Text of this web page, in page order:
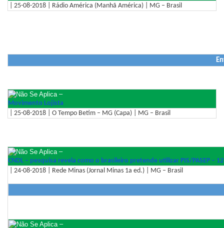
| 25-08-2018 | Rádio América (Manhã América) | MG – Brasil
–
Movimento Lojista
| 25-08-2018 | O Tempo Betim – MG (Capa) | MG – Brasil
–
CNDL – pesquisa revela como o brasileiro pretende utilizar PIS/PASEP –
| 24-08-2018 | Rede Minas (Jornal Minas 1a ed.) | MG – Brasil
–